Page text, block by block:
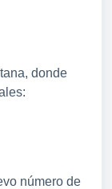
donde
número de